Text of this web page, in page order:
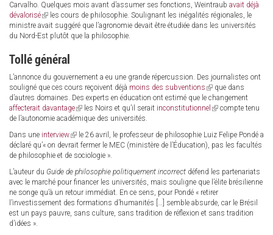
external)
Carvalho. Quelques mois avant d’assumer ses fonctions, Weintraub avait déjà
dévalorisé(link
is
external)
les cours de philosophie. Soulignant les inégalités régionales, le
ministre avait suggéré que l’agronomie devait être étudiée dans les universités
du Nord-Est plutôt que la philosophie.
Tollé général
L’annonce du gouvernement a eu une grande répercussion. Des journalistes ont
souligné que ces cours reçoivent déjà moins des subventions (link
is
external)
que dans
d’autres domaines. Des experts en éducation ont estimé que le changement
affecterait davantage(link
is
les Noirs et qu’il serait inconstitutionnel (linkcompte tenu
de l’autonomie académique des universités.
Dans une interview(link
is
external)
le 26 avril, le professeur de philosophie Luiz Felipe Pondé a
déclaré qu’« on devrait fermer le MEC (ministère de l’Éducation), pas les facultés
de philosophie et de sociologie ».
L’auteur du Guide de philosophie politiquement incorrect défend les partenariats
avec le marché pour financer les universités, mais souligne que l’élite brésilienne
ne songe qu’à un retour immédiat. En ce sens, pour Pondé « retirer
l’investissement des formations d’humanités […] semble absurde, car le Brésil
est un pays pauvre, sans culture, sans tradition de réflexion et sans tradition
d’idées ».